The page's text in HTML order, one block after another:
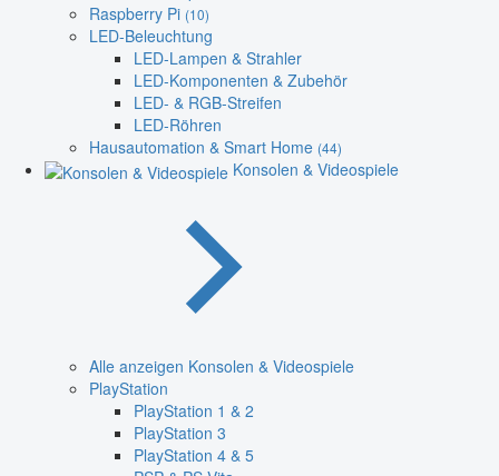
Raspberry Pi (10)
LED-Beleuchtung
LED-Lampen & Strahler
LED-Komponenten & Zubehör
LED- & RGB-Streifen
LED-Röhren
Hausautomation & Smart Home (44)
Konsolen & Videospiele
Alle anzeigen Konsolen & Videospiele
PlayStation
PlayStation 1 & 2
PlayStation 3
PlayStation 4 & 5